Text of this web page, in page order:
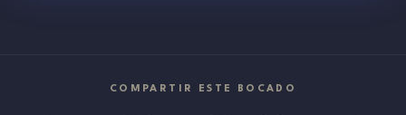
COMPARTIR ESTE BOCADO